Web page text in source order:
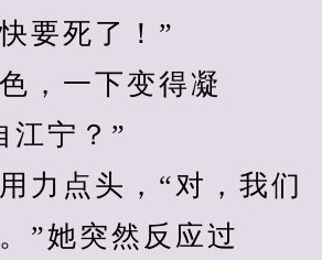
要死了！”
一下变得凝
江宁？”
点头，“对，我们
”她突然反应过